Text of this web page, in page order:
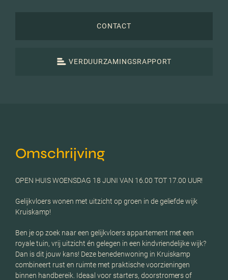
CONTACT
VERDUURZAMINGSRAPPORT
Omschrijving
OPEN HUIS WOENSDAG 18 JUNI VAN 16.00 TOT 17.00 UUR!
Gelijkvloers wonen met uitzicht op groen in de geliefde wijk
Kruiskamp!
Ben je op zoek naar een gelijkvloers appartement met een
royale tuin, vrij uitzicht én gelegen in een kindvriendelijke wijk?
Dan is dit jouw kans! Deze benedenwoning in Kruiskamp
combineert rust en ruimte met praktische voorzieningen
binnen handbereik. Ideaal voor starters, doorstromers of